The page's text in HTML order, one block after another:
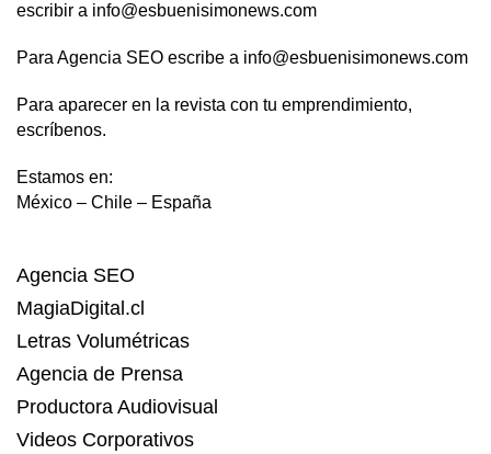
escribir a info@esbuenisimonews.com
Para Agencia SEO escribe a info@esbuenisimonews.com
Para aparecer en la revista con tu emprendimiento,
escríbenos.
Estamos en:
México – Chile – España
Agencia SEO
MagiaDigital.cl
Letras Volumétricas
Agencia de Prensa
Productora Audiovisual
Videos Corporativos